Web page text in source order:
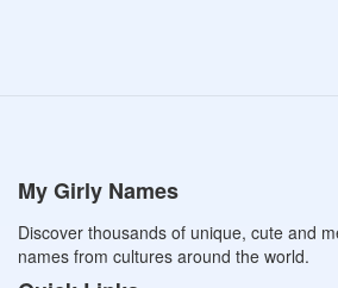
My Girly Names
Discover thousands of unique, cute and
names from cultures around the world.